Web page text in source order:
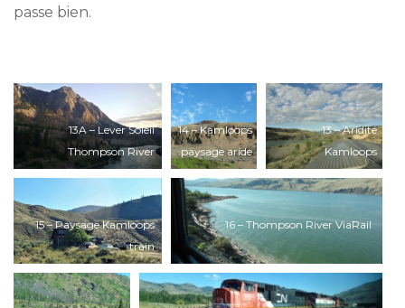
passe bien.
13A – Lever Soleil
Thompson River
14 – Kamloops
paysage aride
13 – Aridité
Kamloops
15 – Paysage Kamloops
train
16 – Thompson River ViaRail